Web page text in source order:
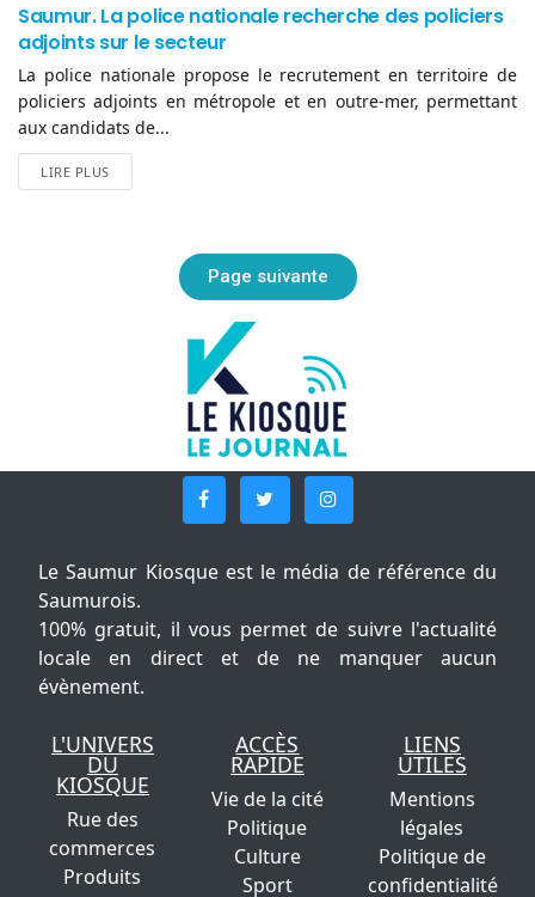
Saumur. La police nationale recherche des policiers
adjoints sur le secteur
La police nationale propose le recrutement en territoire de
policiers adjoints en métropole et en outre-mer, permettant
aux candidats de...
LIRE PLUS
Page suivante
Le Saumur Kiosque est le média de référence du
Saumurois.
100% gratuit, il vous permet de suivre l'actualité
locale en direct et de ne manquer aucun
évènement.
L'UNIVERS
DU
KIOSQUE
Rue des
commerces
Produits
ACCÈS
RAPIDE
Vie de la cité
Politique
Culture
Sport
LIENS
UTILES
Mentions
légales
Politique de
confidentialité